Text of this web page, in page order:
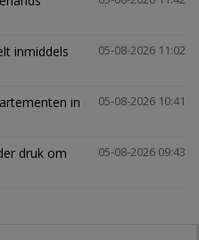
05-08-2026 11:02
inmiddels
05-08-2026 10:41
in
05-08-2026 09:43
druk om